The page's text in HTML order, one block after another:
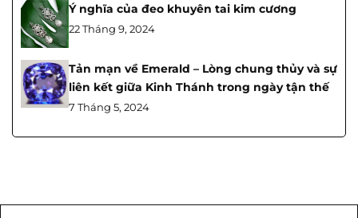
Ý nghĩa của đeo khuyên tai kim cương
22 Tháng 9, 2024
Tản mạn về Emerald – Lòng chung thủy và sự
liên kết giữa Kinh Thánh trong ngày tận thế
7 Tháng 5, 2024